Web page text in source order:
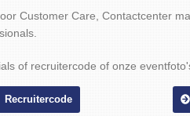
Customer Care, Contactcenter
of recruitercode of onze